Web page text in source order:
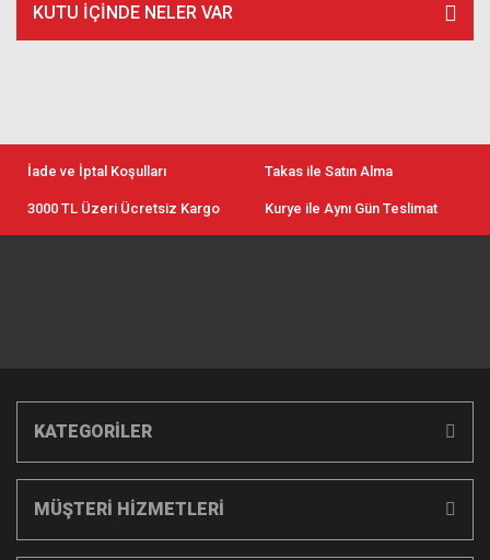
KUTU İÇİNDE NELER VAR
İade ve İptal Koşulları Takas ile Satın Alma
3000 TL Üzeri Ücretsiz Kargo Kurye ile Aynı Gün Teslimat
KATEGORİLER
MÜŞTERİ HİZMETLERİ